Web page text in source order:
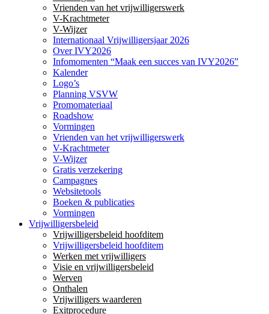
Vrienden van het vrijwilligerswerk
V-Krachtmeter
V-Wijzer
Internationaal Vrijwilligersjaar 2026
Over IVY2026
Infomomenten “Maak een succes van IVY2026”
Kalender
Logo’s
Planning VSVW
Promomateriaal
Roadshow
Vormingen
Vrienden van het vrijwilligerswerk
V-Krachtmeter
V-Wijzer
Gratis verzekering
Campagnes
Websitetools
Boeken & publicaties
Vormingen
Vrijwilligersbeleid
Vrijwilligersbeleid hoofditem
Vrijwilligersbeleid hoofditem
Werken met vrijwilligers
Visie en vrijwilligersbeleid
Werven
Onthalen
Vrijwilligers waarderen
Exitprocedure